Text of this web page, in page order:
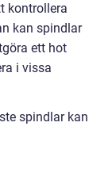
kontrollera
kan spindlar
ett hot
i vissa
spindlar kan